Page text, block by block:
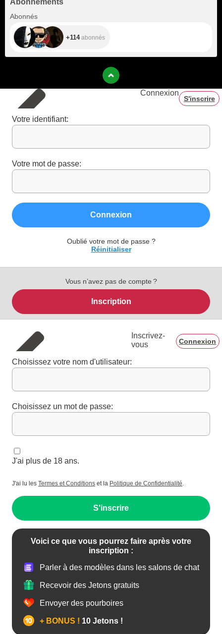
Abonnements
Abonnés
+114abonnés
Connexion
S'inscrire
Votre identifiant:
Votre mot de passe:
Connexion
Oublié votre mot de passe ?
Réinitialiser
Vous n’avez pas de compte ?
Inscription
Inscrivez-
vous
Connexion
Choisissez votre nom d'utilisateur:
Choisissez un mot de passe:
J'ai plus de 18 ans.
J'ai lu les Termes et Conditions et la Politique de Confidentialité.
S'inscrire
Voici ce que vous pourrez faire après votre
inscription :
Parler à des modèles dans les salons de chat
Recevoir des Jetons gratuits
Envoyer des pourboires
+ BONUS ! 10 Jetons !